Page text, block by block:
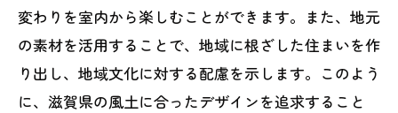
変わりを室内から楽しむことができます。また、地元
の素材を活用することで、地域に根ざした住まいを作
り出し、地域文化に対する配慮を示します。このよう
に、滋賀県の風土に合ったデザインを追求すること